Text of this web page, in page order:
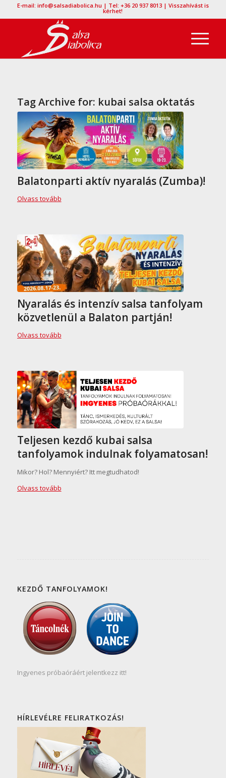
E-mail: info@salsadiabolica.hu | Tel: +36 20 937 8013 | Visszahívást is
kérhet!
Tag Archive for: kubai salsa oktatás
Balatonparti aktív nyaralás (Zumba)!
Olvass tovább
Nyaralás és intenzív salsa tanfolyam
közvetlenül a Balaton partján!
Olvass tovább
Teljesen kezdő kubai salsa
tanfolyamok indulnak folyamatosan!
Mikor? Hol? Mennyiért? Itt megtudhatod!
Olvass tovább
KEZDŐ TANFOLYAMOK!
Ingyenes próbaóráért jelentkezz itt!
HÍRLEVÉLRE FELIRATKOZÁS!